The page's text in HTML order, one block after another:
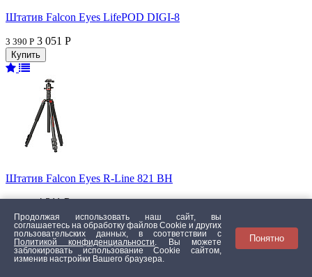
Штатив Falcon Eyes LifePOD DIGI-8
3 390 Р 3 051 Р
Штатив Falcon Eyes R-Line 821 BH
4 311 Р
Продолжая использовать наш сайт, вы
соглашаетесь на обработку файлов Сookie и других
пользовательских данных, в соответствии с
Политикой конфиденциальности
. Вы можете
заблокировать использование Cookie сайтом,
изменив настройки Вашего браузера.
Понятно